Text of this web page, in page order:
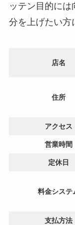
ッテン目的に
分を上げたい方
店名
住所
アクセス
営業時間
定休日
料金システ
支払方法